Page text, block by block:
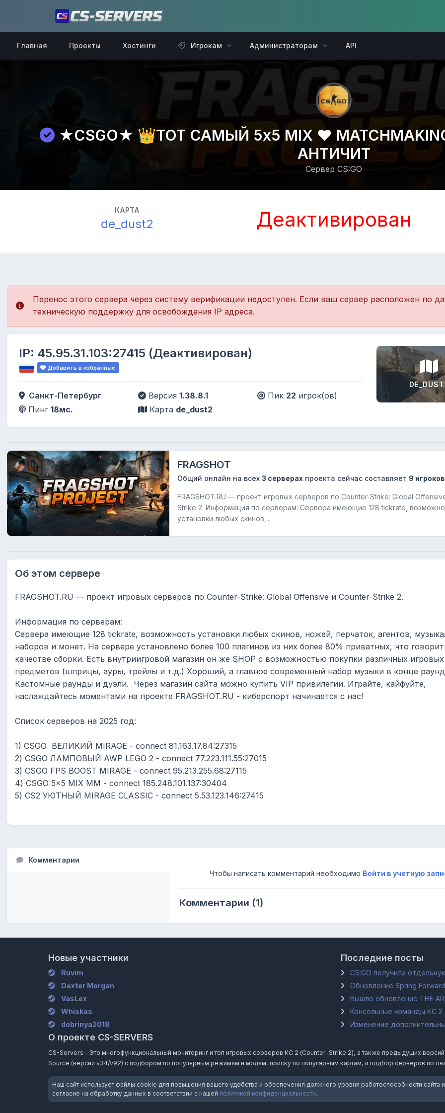
Главная Проекты Хостинги Игрокам Администраторам API
★CSGO★ 👑ТОТ САМЫЙ 5x5 MIX ❤️
АНТИЧИТ
Сервер CS:GO
КАРТА
de_dust2 Деактивирован
Перенос этого сервера через систему верификации недоступен. Если ваш сервер расположен по
техническую поддержку для освобождения IP адреса.
IP: 45.95.31.103:27415 (Деактивирован)
Добавить в избранные
Санкт-Петербург
Пинг 18мс.
Версия 1.38.8.1
Карта de_dust2
Пик 22 игрок(ов)
FRAGSHOT
Общий онлайн на всех 3 серверах проекта сейчас составляет 9 игроков
FRAGSHOT.RU — проект игровых серверов по Counter-Strike: Global
Strike 2. Информация по серверам: Cервера имеющие 128 tickrate,
установки любых скинов,...
Об этом сервере
FRAGSHOT.RU — проект игровых серверов по Counter-Strike: Global Offensive и Counter-Strike 2.
Информация по серверам:
Cервера имеющие 128 tickrate, возможность установки любых скинов, ножей, перчаток, агентов,
наборов и монет. На сервере установлено более 100 плагинов из них более 80% приватных, что
качестве сборки. Есть внутриигровой магазин он же SHOP с возможностью покупки различных игровых
предметов (шприцы, ауры, трейлы и т.д.) Хороший, а главное современный набор музыки в конце
Кастомные раунды и дуэли. Через магазин сайта можно купить VIP привилегии. Играйте, кайфуйте,
наслаждайтесь моментами на проекте FRAGSHOT.RU - киберспорт начинается с нас!
Список серверов на 2025 год:
1) CSGO ВЕЛИКИЙ MIRAGE - connect 81.163.17.84:27315
2) CSGO ЛАМПОВЫЙ AWP LEGO 2 - connect 77.223.111.55:27015
3) CSGO FPS BOOST MIRAGE - connect 95.213.255.68:27115
4) СSGO 5x5 MIX MM - connect 185.248.101.137:30404
5) CS2 УЮТНЫЙ MIRAGE CLASSIC - connect 5.53.123.146:27415
Комментарии
Чтобы написать комментарий необходимо Войти в учетную
Комментарии (1)
Новые участники
Ruvim
Dexter Morgan
VasLex
Whiskas
dobrinya2018
Последние посты
CS:GO получила
Обновление Spring
Вышло обновление THE
Консольные команды КС 2
Изменение
О проекте CS-SERVERS
CS-Servers - Это многофункциональный мониторинг и топ игровых серверов КС 2 (Counter-Strike 2), а также предыдущих
Source (версии v34/v92) с подбором по популярным режимам и модам, поиску по популярным картам, и подбор серверов по
Наш сайт использует файлы cookie для повышения вашего удобства и обеспечения должного уровня работоспособности сайта
согласие на обработку данных в соответствии с нашей политикой конфиденциальности.